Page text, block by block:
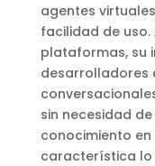
agentes
facilidad de
plataformas, su
desarrolladores
sin necesidad
conocimiento
característica lo